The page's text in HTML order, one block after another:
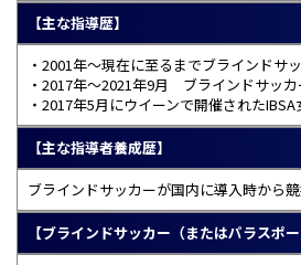
【主な指導歴】
・2001年〜現在に至るまでブラインドサ
・2017年～2021年9月 ブラインドサッ
・2017年5月にウイーンで開催された
【主な指導者養成歴】
ブラインドサッカーが国内に導入時から
【ブラインドサッカー（またはパラスポ